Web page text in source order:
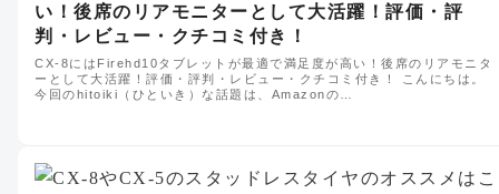
い！後席のリアモニターとして大活躍！評価・評
判・レビュー・クチコミ付き！
CX-8にはFirehd10タブレットが最適で満足度が高い！後席のリアモニタ
ーとして大活躍！評価・評判・レビュー・クチコミ付き！ こんにちは。
今回のhitoiki（ひといき）な話題は、Amazonの…